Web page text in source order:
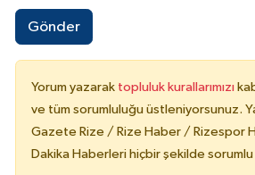
Gönder
Yorum yazarak topluluk kurallarımızı
ve tüm sorumluluğu üstleniyorsunuz.
Gazete Rize / Rize Haber / Rizespor
Dakika Haberleri hiçbir şekilde